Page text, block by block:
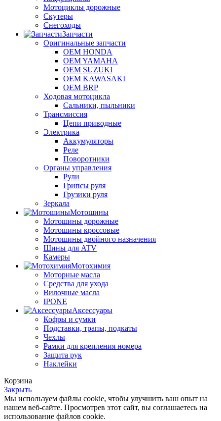
Мотоциклы дорожные
Скутеры
Снегоходы
Запчасти
Оригинальные запчасти
OEM HONDA
OEM YAMAHA
OEM SUZUKI
OEM KAWASAKI
OEM BRP
Ходовая мотоцикла
Сальники, пыльники
Трансмиссия
Цепи приводные
Электрика
Аккумуляторы
Реле
Поворотники
Органы управления
Рули
Грипсы руля
Грузики руля
Зеркала
Мотошины
Мотошины дорожные
Мотошины кроссовые
Мотошины двойного назначения
Шины для ATV
Камеры
Мотохимия
Моторные масла
Средства для ухода
Вилочные масла
IPONE
Аксессуары
Кофры и сумки
Подставки, трапы, подкаты
Чехлы
Рамки для крепления номера
Защита рук
Наклейки
Корзина
Закрыть
Мы используем файлы cookie, чтобы улучшить ваш опыт на
нашем веб-сайте. Просмотрев этот сайт, вы соглашаетесь на
использование файлов cookie.